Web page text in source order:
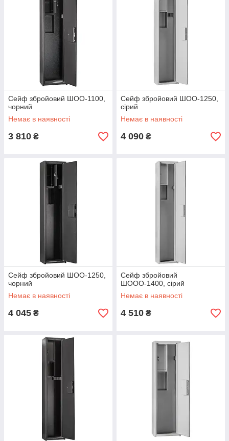
Сейф збройовий ШОО-1100,
чорний
Немає в наявності
3 810 ₴
Сейф збройовий ШОО-1250,
сірий
Немає в наявності
4 090 ₴
Сейф збройовий ШОО-1250,
чорний
Немає в наявності
4 045 ₴
Сейф збройовий
ШООО-1400, сірий
Немає в наявності
4 510 ₴